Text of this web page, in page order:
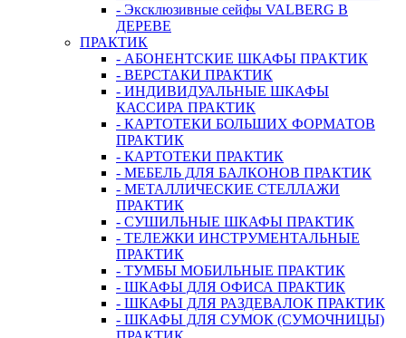
- Эксклюзивные сейфы VALBERG В
ДЕРЕВЕ
ПРАКТИК
- АБОНЕНТСКИЕ ШКАФЫ ПРАКТИК
- ВЕРСТАКИ ПРАКТИК
- ИНДИВИДУАЛЬНЫЕ ШКАФЫ
КАССИРА ПРАКТИК
- КАРТОТЕКИ БОЛЬШИХ ФОРМАТОВ
ПРАКТИК
- КАРТОТЕКИ ПРАКТИК
- МЕБЕЛЬ ДЛЯ БАЛКОНОВ ПРАКТИК
- МЕТАЛЛИЧЕСКИЕ СТЕЛЛАЖИ
ПРАКТИК
- СУШИЛЬНЫЕ ШКАФЫ ПРАКТИК
- ТЕЛЕЖКИ ИНСТРУМЕНТАЛЬНЫЕ
ПРАКТИК
- ТУМБЫ МОБИЛЬНЫЕ ПРАКТИК
- ШКАФЫ ДЛЯ ОФИСА ПРАКТИК
- ШКАФЫ ДЛЯ РАЗДЕВАЛОК ПРАКТИК
- ШКАФЫ ДЛЯ СУМОК (СУМОЧНИЦЫ)